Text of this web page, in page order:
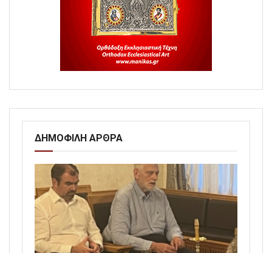
ΔΗΜΟΦΙΛΗ ΑΡΘΡΑ